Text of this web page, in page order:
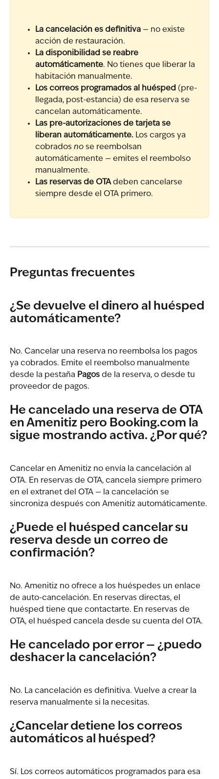
La cancelación es definitiva — no existe
acción de restauración.
La disponibilidad se reabre
automáticamente. No tienes que liberar la
habitación manualmente.
Los correos programados al huésped (pre-
llegada, post-estancia) de esa reserva se
cancelan automáticamente.
Las pre-autorizaciones de tarjeta se
liberan automáticamente. Los cargos ya
cobrados no se reembolsan
automáticamente — emites el reembolso
manualmente.
Las reservas de OTA deben cancelarse
siempre desde el OTA primero.
Preguntas frecuentes
¿Se devuelve el dinero al huésped
automáticamente?
No. Cancelar una reserva no reembolsa los pagos
ya cobrados. Emite el reembolso manualmente
desde la pestaña Pagos de la reserva, o desde tu
proveedor de pagos.
He cancelado una reserva de OTA
en Amenitiz pero Booking.com la
sigue mostrando activa. ¿Por qué?
Cancelar en Amenitiz no envía la cancelación al
OTA. En reservas de OTA, cancela siempre primero
en el extranet del OTA — la cancelación se
sincroniza después con Amenitiz automáticamente.
¿Puede el huésped cancelar su
reserva desde un correo de
confirmación?
No. Amenitiz no ofrece a los huéspedes un enlace
de auto-cancelación. En reservas directas, el
huésped tiene que contactarte. En reservas de
OTA, el huésped cancela desde su cuenta del OTA.
He cancelado por error — ¿puedo
deshacer la cancelación?
No. La cancelación es definitiva. Vuelve a crear la
reserva manualmente si la necesitas.
¿Cancelar detiene los correos
automáticos al huésped?
Sí. Los correos automáticos programados para esa